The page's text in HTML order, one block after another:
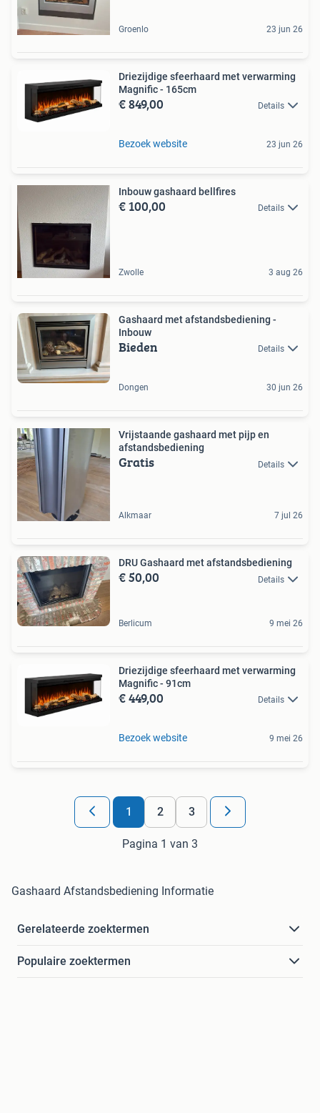
Groenlo 23 jun 26
Driezijdige sfeerhaard met verwarming
Magnific - 165cm
€ 849,00 Details
Bezoek website 23 jun 26
Inbouw gashaard bellfires
€ 100,00 Details
Zwolle 3 aug 26
Gashaard met afstandsbediening -
Inbouw
Bieden Details
Dongen 30 jun 26
Vrijstaande gashaard met pijp en
afstandsbediening
Gratis Details
Alkmaar 7 jul 26
DRU Gashaard met afstandsbediening
€ 50,00 Details
Berlicum 9 mei 26
Driezijdige sfeerhaard met verwarming
Magnific - 91cm
€ 449,00 Details
Bezoek website 9 mei 26
1 2 3
Pagina 1 van 3
Gashaard Afstandsbediening Informatie
Gerelateerde zoektermen
Populaire zoektermen